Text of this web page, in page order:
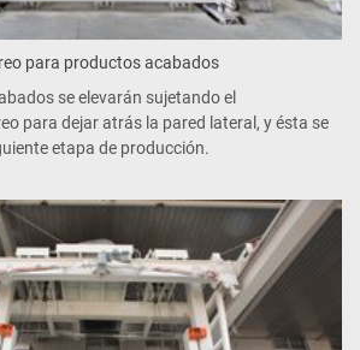
para productos acabados
se elevarán sujetando el
para dejar atrás la pared lateral, y ésta se
etapa de producción.